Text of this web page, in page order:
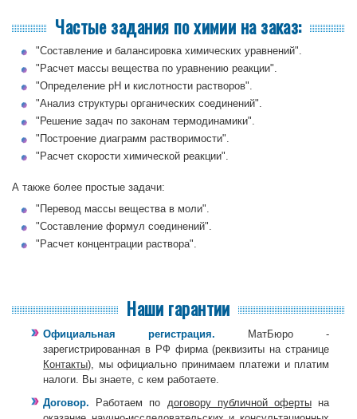
Частые задания по химии на заказ:
"Составление и балансировка химических уравнений".
"Расчет массы вещества по уравнению реакции".
"Определение pH и кислотности растворов".
"Анализ структуры органических соединений".
"Решение задач по законам термодинамики".
"Построение диаграмм растворимости".
"Расчет скорости химической реакции".
А также более простые задачи:
"Перевод массы вещества в моли".
"Составление формул соединений".
"Расчет концентрации раствора".
Наши гарантии
Официальная регистрация. МатБюро -
зарегистрированная в РФ фирма (реквизиты на странице
Контакты), мы официально принимаем платежи и платим
налоги. Вы знаете, с кем работаете.
Договор. Работаем по договору публичной офертына